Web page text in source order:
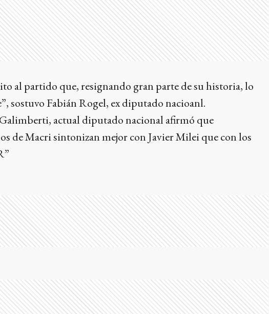
al partido que, resignando gran parte de su historia, lo
sostuvo Fabián Rogel, ex diputado nacioanl.
actual diputado nacional afirmó que
de Macri sintonizan mejor con Javier Milei que con los